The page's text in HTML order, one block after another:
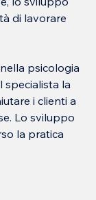
di lavorare
psicologia
specialista la
i clienti a
Lo sviluppo
la pratica